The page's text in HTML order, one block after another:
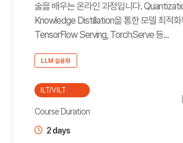
술을 배우는 온라인 과정입니다.
Knowledge Distillation을 통한 모델 최적화
TensorFlow Serving, TorchServe 등...
LLM 실용화
ILT/VILT
Course Duration
2 days